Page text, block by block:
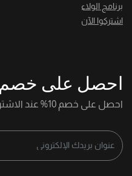
برنامج الولاء
اشتركوا الآن
احصل على خصم 10%
احصل على خصم 10% عند الاشتراك في نشرتنا الإخبارية